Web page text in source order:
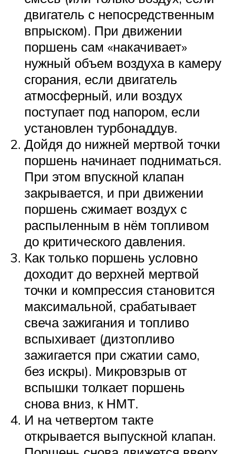
двигатель с непосредственным
впрыском). При движении
поршень сам «накачивает»
нужный объем воздуха в камеру
сгорания, если двигатель
атмосферный, или воздух
поступает под напором, если
установлен турбонаддув.
Дойдя до нижней мертвой точки
поршень начинает подниматься.
При этом впускной клапан
закрывается, и при движении
поршень сжимает воздух с
распыленным в нём топливом
до критического давления.
Как только поршень условно
доходит до верхней мертвой
точки и компрессия становится
максимальной, срабатывает
свеча зажигания и топливо
вспыхивает (дизтопливо
зажигается при сжатии само,
без искры). Микровзрыв от
вспышки толкает поршень
снова вниз, к НМТ.
И на четвертом такте
открывается выпускной клапан.